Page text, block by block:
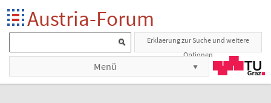
Austria-Forum
Erklaerung zur Suche und weitere
Optionen
Menü